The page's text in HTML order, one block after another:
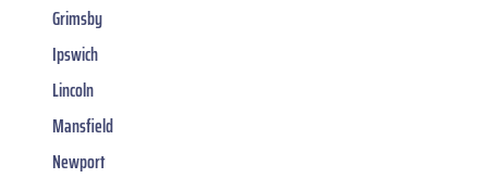
Grimsby
Ipswich
Lincoln
Mansfield
Newport